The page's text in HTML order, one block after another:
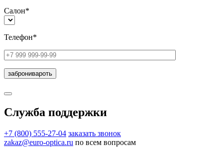
Салон*
Телефон*
Служба поддержки
+7 (800) 555-27-04 заказать звонок
zakaz@euro-optica.ru по всем вопросам